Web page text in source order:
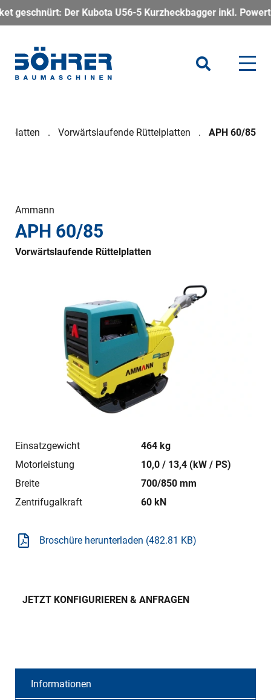
Der Kubota U56-5 Kurzheckbagger inkl.
Vorwärtslaufende Rüttelplatten APH 60/85
Ammann
APH 60/85
Vorwärtslaufende Rüttelplatten
Einsatzgewicht
464 kg
Motorleistung
10,0 / 13,4 (kW / PS)
Breite
700/850 mm
Zentrifugalkraft
60 kN
Broschüre herunterladen (482.81 KB)
JETZT KONFIGURIEREN & ANFRAGEN
Informationen